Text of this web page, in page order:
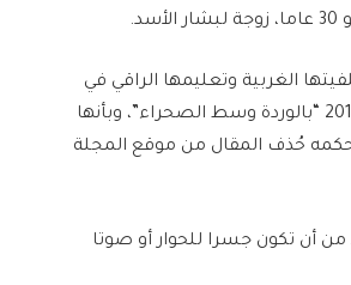
الغربية وتعليمها الراقي في
لندن بدت كأنها رمز للتحديث والانفتاح في سوريا، ووصفتها مجلة فوغ عام 2011 “بالوردة وسط الصحراء”، وبأنها
حكمه حُذف المقال من موقع المجلة
فبدلا من أن تكون جسرا للحوار أو صوتا